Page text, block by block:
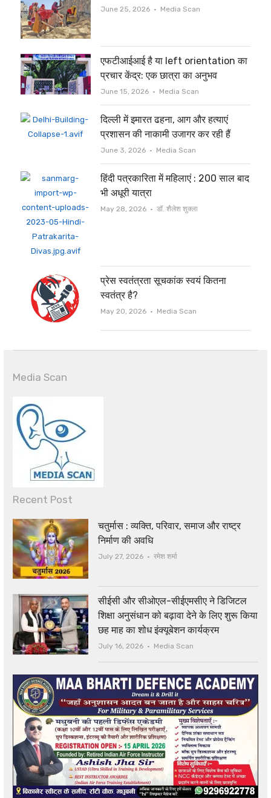
June 25, 2026 Author
Media Scan
एफटीआईआई है या left orientation का
प्रचार केंद्र: एक छात्रा का अनुभव
June 15, 2026 Author
Media Scan
दिल्ली में इमारत ढहना, आग और हत्याएं
प्रशासन की नाकामी उजागर कर रही हैं
June 3, 2026 Author
Media Scan
हिंदी पत्रकारिता में महिलाएं : 200 साल बाद
भी अधूरी यात्रा
May 28, 2026 Author
डॉ. शैलेश शुक्ला
प्रेस स्वतंत्रता सूचकांक स्वयं कितना
स्वतंत्र है?
May 20, 2026 Author
Media Scan
Media Scan
Recent Post
चतुर्मास : व्यक्ति, परिवार, समाज और राष्ट्र
निर्माण की अवधि
July 27, 2026 Author
रमेश शर्मा
सीईसी और सीओएल-सीईएमसीए ने डिजिटल
शिक्षा अनुसंधान को बढ़ावा देने के लिए शुरू किया
छह माह का शोध इंक्यूबेशन कार्यक्रम
July 16, 2026 Author
Media Scan